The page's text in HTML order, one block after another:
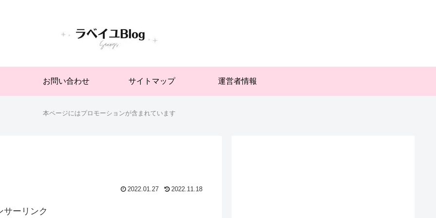
お問い合わせ サイトマップ 運営者情報
本ページにはプロモーションが含まれています
2022.01.27 2022.11.18
サーリンク